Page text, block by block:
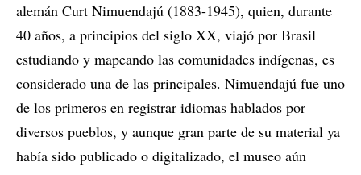
alemán Curt Nimuendajú (1883-1945), quien, durante
40 años, a principios del siglo XX, viajó por Brasil
estudiando y mapeando las comunidades indígenas, es
considerado una de las principales. Nimuendajú fue uno
de los primeros en registrar idiomas hablados por
diversos pueblos, y aunque gran parte de su material ya
había sido publicado o digitalizado, el museo aún